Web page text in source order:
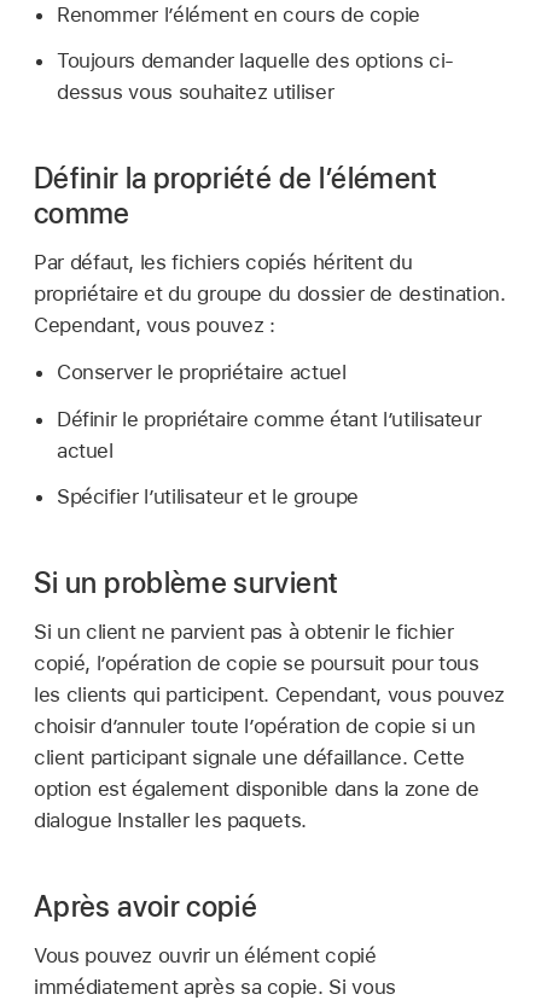
Renommer l’élément en cours de copie
Toujours demander laquelle des options ci-
dessus vous souhaitez utiliser
Définir la propriété de l’élément
comme
Par défaut, les fichiers copiés héritent du
propriétaire et du groupe du dossier de destination.
Cependant, vous pouvez :
Conserver le propriétaire actuel
Définir le propriétaire comme étant l’utilisateur
actuel
Spécifier l’utilisateur et le groupe
Si un problème survient
Si un client ne parvient pas à obtenir le fichier
copié, l’opération de copie se poursuit pour tous
les clients qui participent. Cependant, vous pouvez
choisir d’annuler toute l’opération de copie si un
client participant signale une défaillance. Cette
option est également disponible dans la zone de
dialogue Installer les paquets.
Après avoir copié
Vous pouvez ouvrir un élément copié
immédiatement après sa copie. Si vous